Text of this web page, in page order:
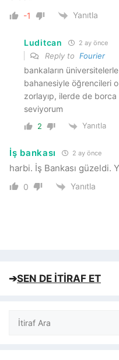
-1 Yanıtla
Luditcan 2 ay önce
Reply to Fourier
bankaların
bahanesiyle öğrencileri
zorlayıp, ilerde de borca
seviyorum
2 Yanıtla
İş bankası 2 ay önce
harbi. İş Bankası güzeldi.
0 Yanıtla
➔SEN DE İTİRAF ET
Ara